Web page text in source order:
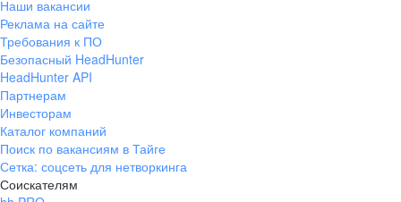
Наши вакансии
Реклама на сайте
Требования к ПО
Безопасный HeadHunter
HeadHunter API
Партнерам
Инвесторам
Каталог компаний
Поиск по вакансиям в Тайге
Сетка: соцсеть для нетворкинга
Соискателям